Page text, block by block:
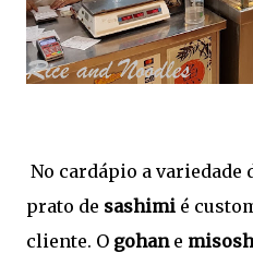
No cardápio a variedade
prato de sashimi é
cliente. O gohan e